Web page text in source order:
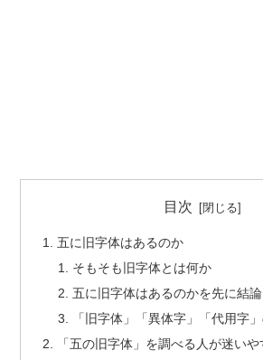
目次
五に旧字体はあるのか
そもそも旧字体とは何か
五に旧字体はあるのかを先に結論
「旧字体」「異体字」「代用字
「五の旧字体」を調べる人が迷い